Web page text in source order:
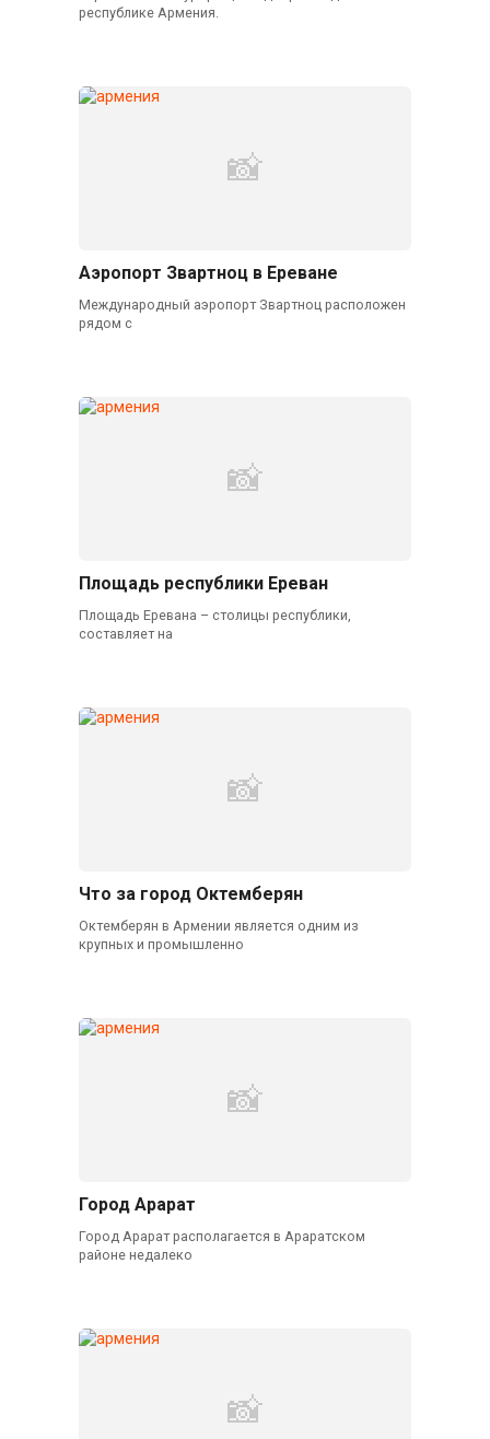
республике Армения.
Аэропорт Звартноц в Ереване
Международный аэропорт Звартноц расположен
рядом с
Площадь республики Ереван
Площадь Еревана – столицы республики,
составляет на
Что за город Октемберян
Октемберян в Армении является одним из
крупных и промышленно
Город Арарат
Город Арарат располагается в Араратском
районе недалеко